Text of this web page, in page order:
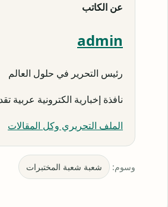
عن الكاتب
admin
رئيس التحرير في حلول العالم
نافذة إخبارية الكترونية عربية
الملف التحريري وكل المقالات
وسوم: شعبة شعبة المختبرات